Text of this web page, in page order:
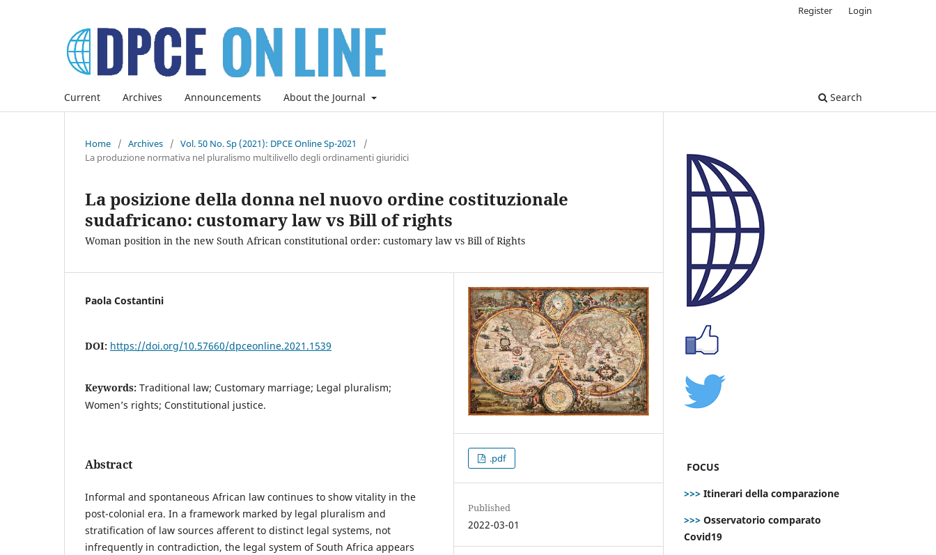
Current Archives Announcements About the Journal Search
Register Login
Home / Archives / Vol. 50 No. Sp (2021): DPCE Online Sp-2021
/
La produzione normativa nel pluralismo multilivello degli ordinamenti giuridici
La posizione della donna nel nuovo ordine costituzionale
sudafricano: customary law vs Bill of rights
Woman position in the new South African constitutional order: customary law vs Bill of Rights
Paola Costantini
DOI: https://doi.org/10.57660/dpceonline.2021.1539
Keywords: Traditional law; Customary marriage; Legal pluralism;
Women’s rights; Constitutional justice.
Abstract
Informal and spontaneous African law continues to show vitality in the
post-colonial era. In a framework marked by legal pluralism and
stratification of law sources afferent to distinct legal systems, not
infrequently in contradiction, the legal system of South Africa appears
.pdf
Published
2022-03-01
FOCUS
>>> Itinerari della comparazione
>>> Osservatorio comparato
Covid19